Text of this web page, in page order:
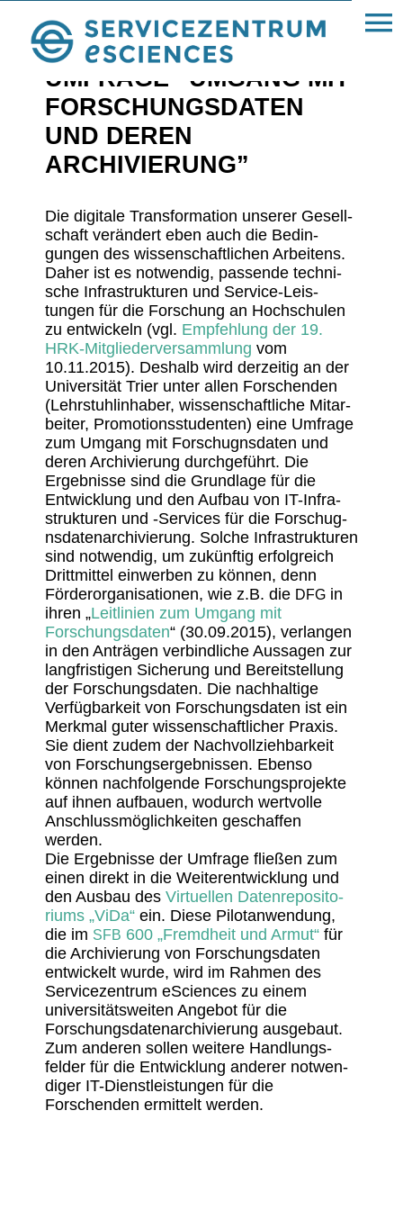
« News
UMFRAGE “UMGANG MIT
FORSCHUNGS­DATEN
UND DEREN
ARCHIVIERUNG”
Die digi­tale Trans­for­ma­tion unserer Gesell­
schaft verän­dert eben auch die Bedin­
gungen des wissen­schaft­li­chen Arbei­tens.
Daher ist es notwendig, passende tech­ni­
sche Infra­struk­turen und Service-Leis­
tungen für die Forschung an Hoch­schulen
zu entwi­ckeln (vgl. Empfeh­lung der 19.
HRK-Mitglie­der­ver­samm­lung vom
10.11.2015). Deshalb wird derzeitig an der
Univer­sität Trier unter allen Forschenden
(Lehr­stuhl­in­haber, wissen­schaft­liche Mitar­
beiter, Promo­ti­ons­stu­denten) eine Umfrage
zum Umgang mit Forschug­nsdaten und
deren Archi­vie­rung durch­ge­führt. Die
Ergeb­nisse sind die Grund­lage für die
Entwick­lung und den Aufbau von IT-Infra­
struk­turen und ‑Services für die Forschug­
nsda­ten­ar­chi­vie­rung. Solche Infra­struk­turen
sind notwendig, um zukünftig erfolg­reich
Dritt­mittel einwerben zu können, denn
Förder­or­ga­ni­sa­tionen, wie z.B. die DFG in
ihren „Leit­li­nien zum Umgang mit
Forschungs­daten“ (30.09.2015), verlangen
in den Anträgen verbind­liche Aussagen zur
lang­fris­tigen Siche­rung und Bereit­stel­lung
der Forschungs­daten. Die nach­hal­tige
Verfüg­bar­keit von Forschungs­daten ist ein
Merkmal guter wissen­schaft­li­cher Praxis.
Sie dient zudem der Nach­voll­zieh­bar­keit
von Forschungs­er­geb­nissen. Ebenso
können nach­fol­gende Forschungs­pro­jekte
auf ihnen aufbauen, wodurch wert­volle
Anschluss­mög­lich­keiten geschaffen
werden.
Die Ergeb­nisse der Umfrage fließen zum
einen direkt in die Weiter­ent­wick­lung und
den Ausbau des Virtu­ellen Daten­re­po­si­to­
riums „ViDa“ ein. Diese Pilo­t­an­wen­dung,
die im SFB 600 „Fremd­heit und Armut“ für
die Archi­vie­rung von Forschungs­daten
entwi­ckelt wurde, wird im Rahmen des
Service­zen­trum eSci­ences zu einem
univer­si­täts­weiten Angebot für die
Forschungs­da­ten­ar­chi­vie­rung ausge­baut.
Zum anderen sollen weitere Hand­lungs­
felder für die Entwick­lung anderer notwen­
diger IT-Dienst­leis­tungen für die
Forschenden ermit­telt werden.